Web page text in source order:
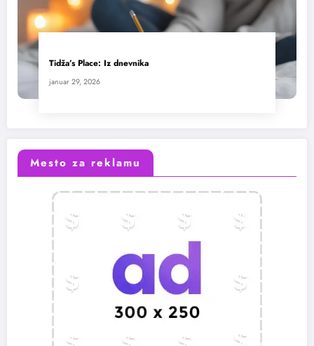
Tidža’s Place: Iz dnevnika
januar 29, 2026
Mesto za reklamu